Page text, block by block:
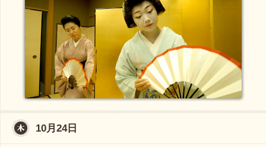
10月24日